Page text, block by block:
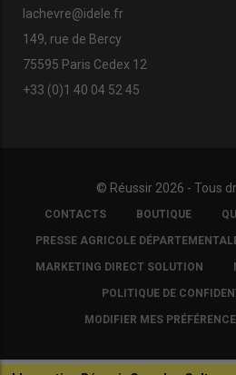
lachevre@idele.fr
149, rue de Bercy
75595 Paris Cedex 12
+33 (0)1 40 04 52 45
© Réussir 2026 - Tous
FOOTER
COPYRIGHT
CONTACTS BOUTIQUE
PRESSE AGRICOLE
MARKETING DIRECT SOLUTION
POLITIQUE DE
MODIFIER MES